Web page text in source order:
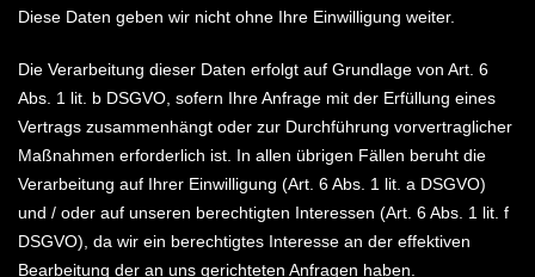
Diese Daten geben wir nicht ohne Ihre Einwilligung weiter.
Die Verarbeitung dieser Daten erfolgt auf Grundlage von Art. 6
Abs. 1 lit. b DSGVO, sofern Ihre Anfrage mit der Erfüllung eines
Vertrags zusammenhängt oder zur Durchführung vorvertraglicher
Maßnahmen erforderlich ist. In allen übrigen Fällen beruht die
Verarbeitung auf Ihrer Einwilligung (Art. 6 Abs. 1 lit. a DSGVO)
und / oder auf unseren berechtigten Interessen (Art. 6 Abs. 1 lit. f
DSGVO), da wir ein berechtigtes Interesse an der effektiven
Bearbeitung der an uns gerichteten Anfragen haben.